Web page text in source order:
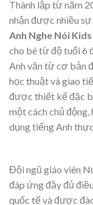
Thành lập từ năm
nhận được nhiều
Anh Nghe Nói Kids
cho bé từ độ tuổi 6
Anh văn từ cơ bản
học thuật và giao
được thiết kế đặc
một cách chủ
dụng tiếng Anh
Đội ngũ giáo viên
đáp ứng đầy đủ
quốc tế và được